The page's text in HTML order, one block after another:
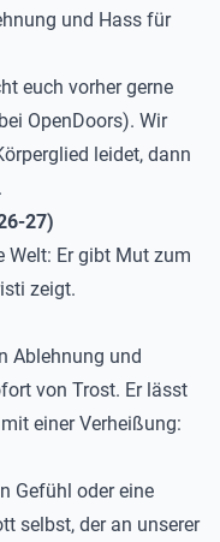
und Hass für
euch vorher gerne
OpenDoors). Wir
leidet, dann
27)
Welt: Er gibt Mut zum
zeigt.
Ablehnung und
von Trost. Er lässt
einer Verheißung:
Gefühl oder eine
selbst, der an unserer